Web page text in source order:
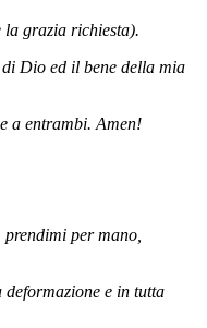
grazia richiesta).
Dio ed il bene della mia
a entrambi. Amen!
per mano,
deformazione e in tutta